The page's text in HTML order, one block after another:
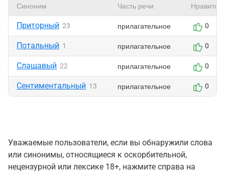
Синоним Часть речи Нравится
Приторный 23 прилагательное 0
Потальный 1 прилагательное 0
Слащавый 22 прилагательное 0
Сентиментальный 13 прилагательное 0
Уважаемые пользователи, если вы обнаружили слова
или синонимы, относящиеся к оскорбительной,
нецензурной или лексике 18+, нажмите справа на